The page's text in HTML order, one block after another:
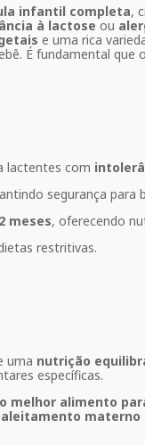
infantil completa,
à lactose ou
e uma rica
É fundamental que
lactentes com
segurança para
meses, oferecendo
restritivas.
uma nutrição
específicas.
melhor alimento
aleitamento materno